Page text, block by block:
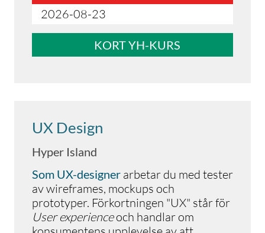
2026-08-23
KORT YH-KURS
UX Design
Hyper Island
Som UX-designer arbetar du med tester
av wireframes, mockups och
prototyper. Förkortningen "UX" står för
User experienceoch handlar om